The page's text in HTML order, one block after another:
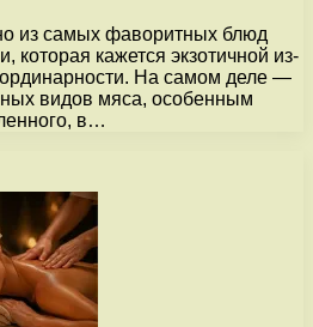
из самых фаворитных блюд
которая кажется экзотичной из-
На самом деле —
видов мяса, особенным
в…